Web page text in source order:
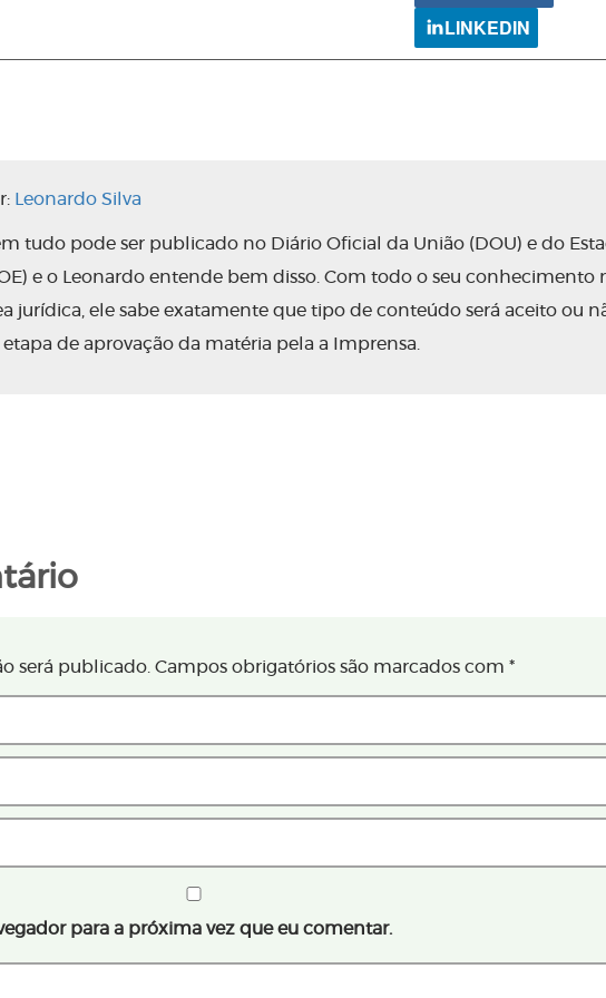
LINKEDIN
Leonardo Silva
tudo pode ser publicado no Diário Oficial da União (DOU) e do
e o Leonardo entende bem disso. Com todo o seu conhecimento
jurídica, ele sabe exatamente que tipo de conteúdo será aceito ou
etapa de aprovação da matéria pela a Imprensa.
será publicado. Campos obrigatórios são marcados com *
para a próxima vez que eu comentar.